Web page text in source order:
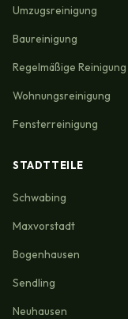
Umzugsreinigung
Baureinigung
Regelmäßige Reinigung
Wohnungsreinigung
Fensterreinigung
STADTTEILE
Schwabing
Maxvorstadt
Bogenhausen
Sendling
Neuhausen